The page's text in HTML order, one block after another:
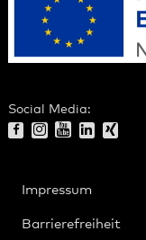
Social Media:
Impressum
Barrierefreiheit